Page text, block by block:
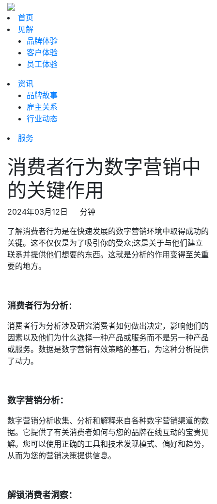
首页
见解
品牌体验
客户体验
员工体验
资讯
品牌故事
雇主关系
行业动态
服务
消费者行为数字营销中
的关键作用
2024年03月12日
分钟
了解消费者行为是在快速发展的数字营销环境中取得成功的
关键。这不仅仅是为了吸引你的受众;这是关于与他们建立
联系并提供他们想要的东西。这就是分析的作用变得至关重
要的地方。
消费者行为分析：
消费者行为分析涉及研究消费者如何做出决定，影响他们的
因素以及他们为什么选择一种产品或服务而不是另一种产品
或服务。数据是数字营销有效策略的基石，为这种分析提供
了动力。
数字营销分析：
数字营销分析收集、分析和解释来自各种数字营销渠道的数
据。它提供了有关消费者如何与您的品牌在线互动的宝贵见
解。您可以使用正确的工具和技术发现模式、偏好和趋势，
从而为您的营销决策提供信息。
解锁消费者洞察：